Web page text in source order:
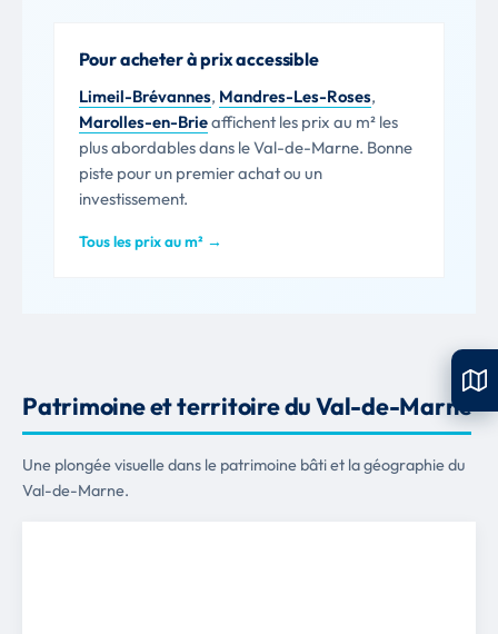
Pour acheter à prix accessible
Limeil-Brévannes, Mandres-Les-Roses,
Marolles-en-Brieaffichent les prix au m² les
plus abordables dans le Val-de-Marne. Bonne
piste pour un premier achat ou un
investissement.
Tous les prix au m² →
Patrimoine et territoire du Val-de-Marne
Une plongée visuelle dans le patrimoine bâti et la géographie du
Val-de-Marne.